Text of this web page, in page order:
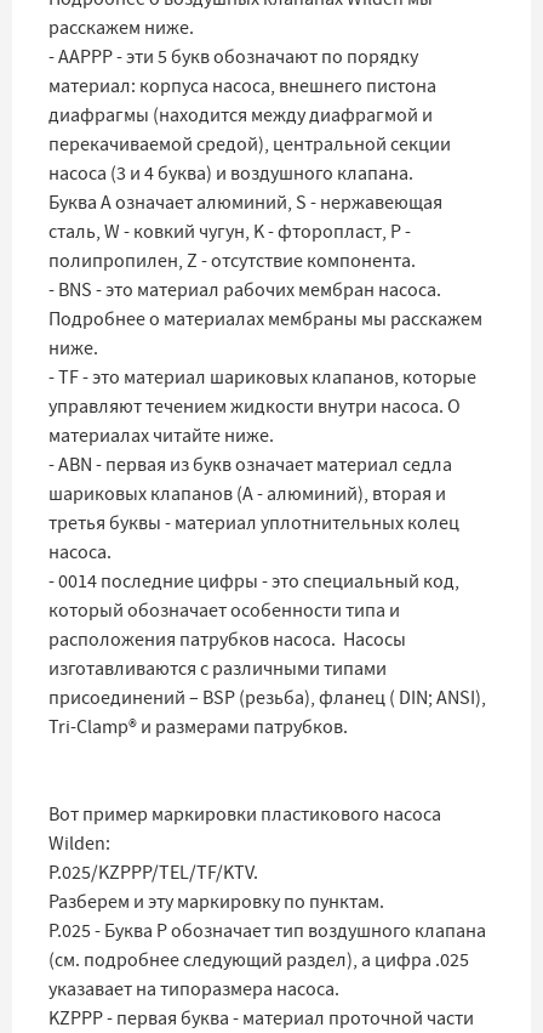
расскажем ниже.
- AAPPP - эти 5 букв обозначают по порядку
материал: корпуса насоса, внешнего пистона
диафрагмы (находится между диафрагмой и
перекачиваемой средой), центральной секции
насоса (3 и 4 буква) и воздушного клапана.
Буква A означает алюминий, S - нержавеющая
сталь, W - ковкий чугун, K - фторопласт, P -
полипропилен, Z - отсутствие компонента.
- BNS - это материал рабочих мембран насоса.
Подробнее о материалах мембраны мы расскажем
ниже.
- TF - это материал шариковых клапанов, которые
управляют течением жидкости внутри насоса. О
материалах читайте ниже.
- ABN - первая из букв означает материал седла
шариковых клапанов (A - алюминий), вторая и
третья буквы - материал уплотнительных колец
насоса.
- 0014 последние цифры - это специальный код,
который обозначает особенности типа и
расположения патрубков насоса. Насосы
изготавливаются с различными типами
присоединений – BSP (резьба), фланец ( DIN; ANSI),
Tri-Clamp® и размерами патрубков.
Вот пример маркировки пластикового насоса
Wilden:
P.025/KZPPP/TEL/TF/KTV.
Разберем и эту маркировку по пунктам.
P.025 - Буква P обозначает тип воздушного клапана
(см. подробнее следующий раздел), а цифра .025
указавает на типоразмера насоса.
KZPPP - первая буква - материал проточной части